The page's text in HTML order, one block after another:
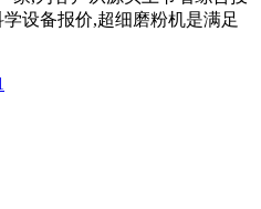
设备报价,超细磨粉机是满足